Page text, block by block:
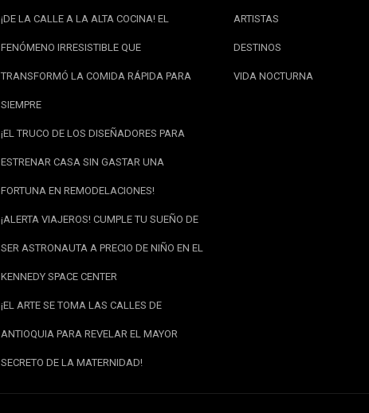
¡DE LA CALLE A LA ALTA COCINA! EL
FENÓMENO IRRESISTIBLE QUE
TRANSFORMÓ LA COMIDA RÁPIDA PARA
SIEMPRE
¡EL TRUCO DE LOS DISEÑADORES PARA
ESTRENAR CASA SIN GASTAR UNA
FORTUNA EN REMODELACIONES!
¡ALERTA VIAJEROS! CUMPLE TU SUEÑO DE
SER ASTRONAUTA A PRECIO DE NIÑO EN EL
KENNEDY SPACE CENTER
¡EL ARTE SE TOMA LAS CALLES DE
ANTIOQUIA PARA REVELAR EL MAYOR
SECRETO DE LA MATERNIDAD!
ARTISTAS
DESTINOS
VIDA NOCTURNA